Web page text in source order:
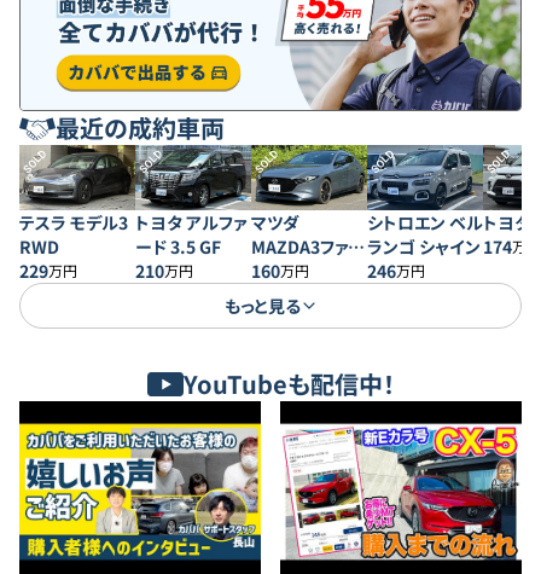
最近の成約車両
SOLD
テスラ モデル3
RWD
229万円
SOLD
トヨタ アルファ
ード 3.5 GF
210万円
SOLD
マツダ
MAZDA3ファス
トバック 20S プ
ロアクティブ
160万円
SOLD
シトロエン ベル
ランゴ シャイン
246万円
SOLD
トヨタ
174万円
もっと見る
YouTubeも配信中！